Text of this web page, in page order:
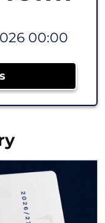
00:00